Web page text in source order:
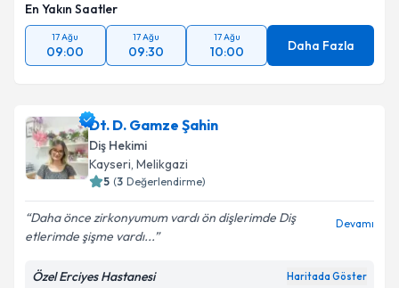
En Yakın Saatler
17 Ağu
09:00
17 Ağu
09:30
17 Ağu
10:00 Daha Fazla
Dt. D. Gamze Şahin
Diş Hekimi
Kayseri, Melikgazi
5 (3 Değerlendirme)
Daha önce zirkonyumum vardı ön dişlerimde Diş
etlerimde şişme vardı...
Devamı
Özel Erciyes Hastanesi Haritada Göster